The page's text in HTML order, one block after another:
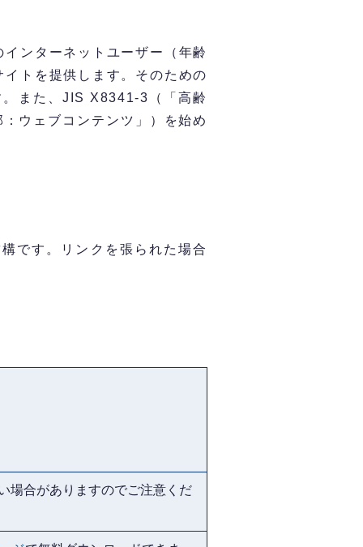
ンターネットユーザー（年齢
トを提供します。そのための
また、JIS X8341-3（「高齢
ウェブコンテンツ」）を始め
です。リンクを張られた場合
場合がありますのでご注意くだ